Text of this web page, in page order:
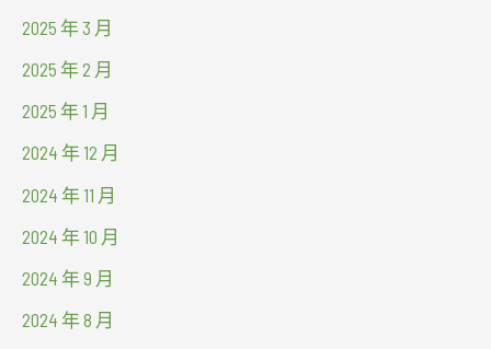
2025 年 3 月
2025 年 2 月
2025 年 1 月
2024 年 12 月
2024 年 11 月
2024 年 10 月
2024 年 9 月
2024 年 8 月